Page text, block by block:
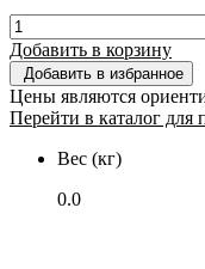
Добавить в корзину
Добавить в избранное
Цены являются
Перейти в каталог для
Вес (кг)
0.0